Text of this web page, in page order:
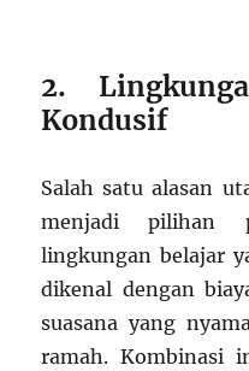
2.
Kondusif
Salah satu alasan
menjadi pilihan
lingkungan belajar
dikenal dengan
suasana yang
ramah. Kombinasi